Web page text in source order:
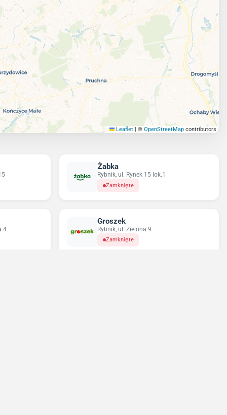
Leaflet © OpenStreetMap contributors
Żabka
Rybnik, ul. Rynek 15 lok.1
Zamknięte
4
Groszek
Rybnik, ul. Zielona 9
Zamknięte